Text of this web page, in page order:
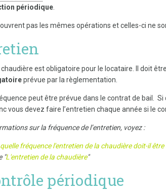
périodique.
pas les mêmes opérations et celles-ci ne
chaudière est obligatoire pour le locataire. Il doit
prévue par la règlementation.
peut être prévue dans le contrat de bail.
vous devez faire l’entretien chaque année si le
sur la fréquence de l’entretien, voyez :
fréquence l'entretien de la chaudière doit-il
"L'entretien de la chaudière"
périodique